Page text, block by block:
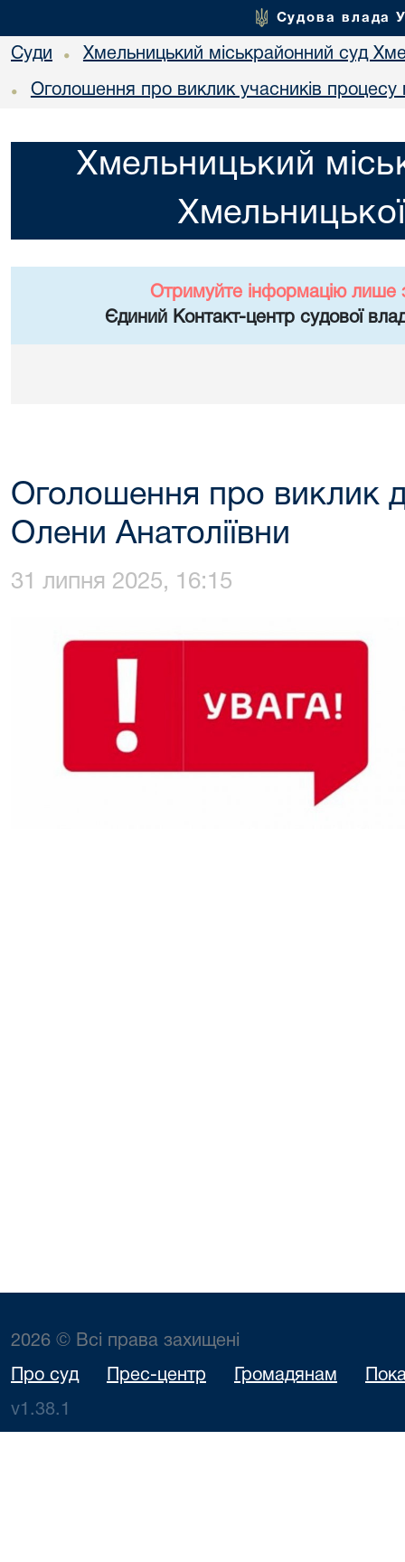
Судова влада
Суди • Хмельницький міськрайонний суд
• Оголошення про виклик учасників процесу
Хмельницький
Отримуйте інформацію лише
Єдиний Контакт-центр судової
Оголошення про виклик
Олени Анатоліївни
31 липня 2025, 16:15
2026 © Всі права захищені
Про суд Прес-центр Громадянам
v1.38.1